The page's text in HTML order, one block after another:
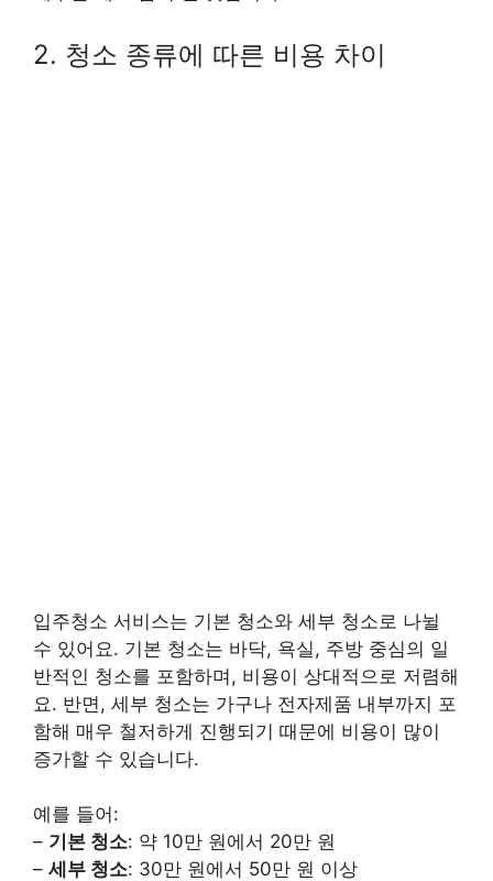
2. 청소 종류에 따른 비용 차이
입주청소 서비스는 기본 청소와 세부 청소로 나뉠
수 있어요. 기본 청소는 바닥, 욕실, 주방 중심의 일
반적인 청소를 포함하며, 비용이 상대적으로 저렴해
요. 반면, 세부 청소는 가구나 전자제품 내부까지 포
함해 매우 철저하게 진행되기 때문에 비용이 많이
증가할 수 있습니다.
예를 들어:
– 기본 청소: 약 10만 원에서 20만 원
– 세부 청소: 30만 원에서 50만 원 이상